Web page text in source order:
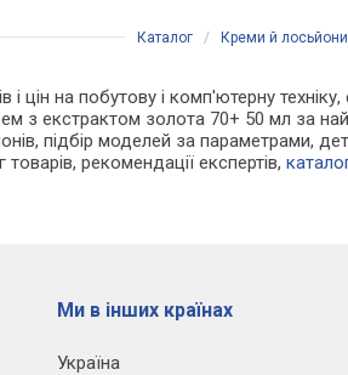
Каталог / Креми й лосьйони
і цін на побутову і комп'ютерну
з екстрактом золота 70+ 50 мл за
підбір моделей за параметрами,
товарів, рекомендації експертів,
Ми в інших країнах
Україна